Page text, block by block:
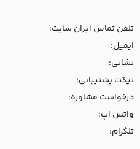
تلفن تماس ایران سایت:
ایمیل:
نشانی:
تیکت پشتیبانی:
درخواست مشاوره:
واتس اپ:
تلگرام: